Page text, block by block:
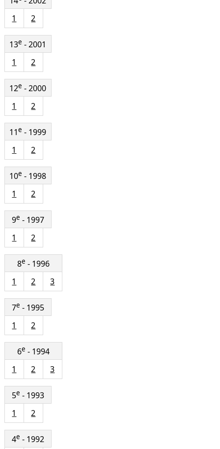
1
2
13e - 2001
1
2
12e - 2000
1
2
11e - 1999
1
2
10e - 1998
1
2
9e - 1997
1
2
8e - 1996
1
2 3
7e - 1995
1
2
6e - 1994
1
2 3
5e - 1993
1
2
4e - 1992